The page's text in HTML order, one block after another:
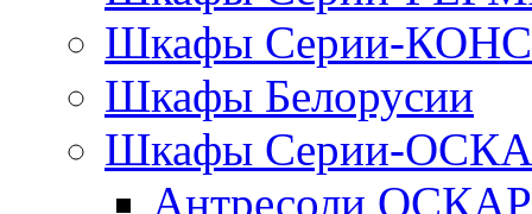
Шкафы Серии-
Шкафы Белорусии
Шкафы Серии-
Антресоли ОСКАР